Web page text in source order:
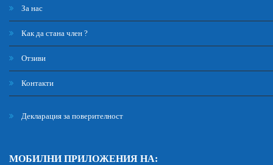
За нас
Как да стана член ?
Отзиви
Контакти
Декларация за поверителност
МОБИЛНИ ПРИЛОЖЕНИЯ НА: